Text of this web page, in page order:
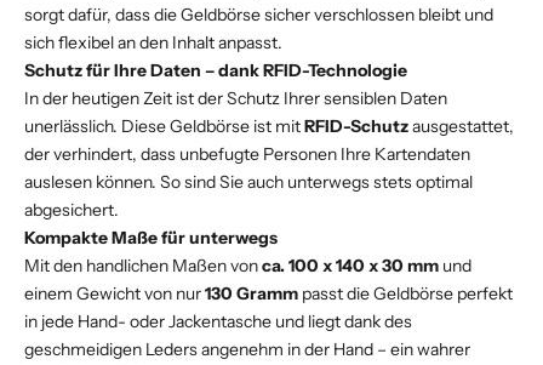
sorgt dafür, dass die Geldbörse sicher verschlossen bleibt und
sich flexibel an den Inhalt anpasst.
Schutz für Ihre Daten – dank RFID-Technologie
In der heutigen Zeit ist der Schutz Ihrer sensiblen Daten
unerlässlich. Diese Geldbörse ist mitRFID-Schutzausgestattet,
der verhindert, dass unbefugte Personen Ihre Kartendaten
auslesen können. So sind Sie auch unterwegs stets optimal
abgesichert.
Kompakte Maße für unterwegs
Mit den handlichen Maßen vonca. 100 x 140 x 30 mm und
einem Gewicht von nur130 Gramm passt die Geldbörse perfekt
in jede Hand- oder Jackentasche und liegt dank des
geschmeidigen Leders angenehm in der Hand – ein wahrer